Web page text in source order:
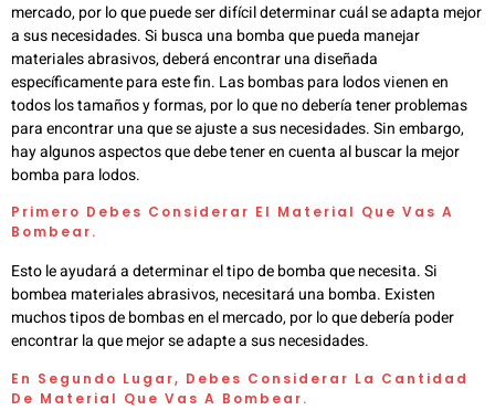
mercado, por lo que puede ser difícil determinar cuál se adapta mejor
a sus necesidades. Si busca una bomba que pueda manejar
materiales abrasivos, deberá encontrar una diseñada
específicamente para este fin. Las bombas para lodos vienen en
todos los tamaños y formas, por lo que no debería tener problemas
para encontrar una que se ajuste a sus necesidades. Sin embargo,
hay algunos aspectos que debe tener en cuenta al buscar la mejor
bomba para lodos.
Primero Debes Considerar El Material Que Vas A
Bombear.
Esto le ayudará a determinar el tipo de bomba que necesita. Si
bombea materiales abrasivos, necesitará una bomba. Existen
muchos tipos de bombas en el mercado, por lo que debería poder
encontrar la que mejor se adapte a sus necesidades.
En Segundo Lugar, Debes Considerar La Cantidad
De Material Que Vas A Bombear.